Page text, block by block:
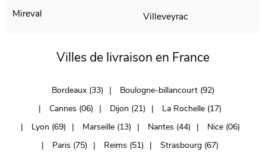
Mireval
Villeveyrac
Villes de livraison en France
Bordeaux (33)
Boulogne-billancourt (92)
Cannes (06)
Dijon (21)
La Rochelle (17)
Lyon (69)
Marseille (13) Nantes (44)
Nice (06)
Paris (75)
Reims (51)
Strasbourg (67)